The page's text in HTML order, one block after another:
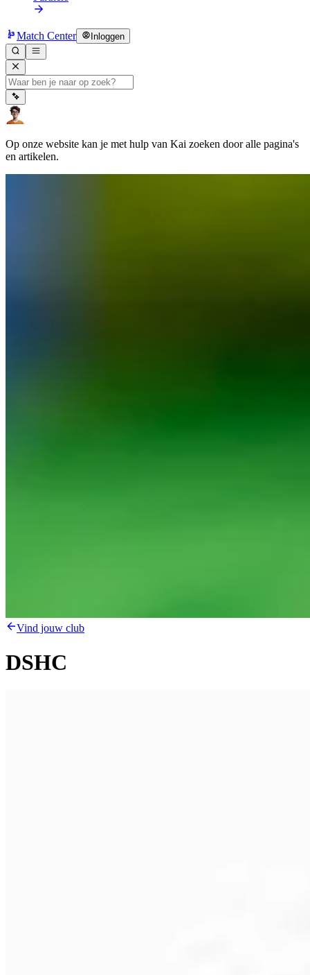
Match Center Inloggen
Op onze website kan je met hulp van Kai zoeken door alle pagina's
en artikelen.
Vind jouw club
DSHC